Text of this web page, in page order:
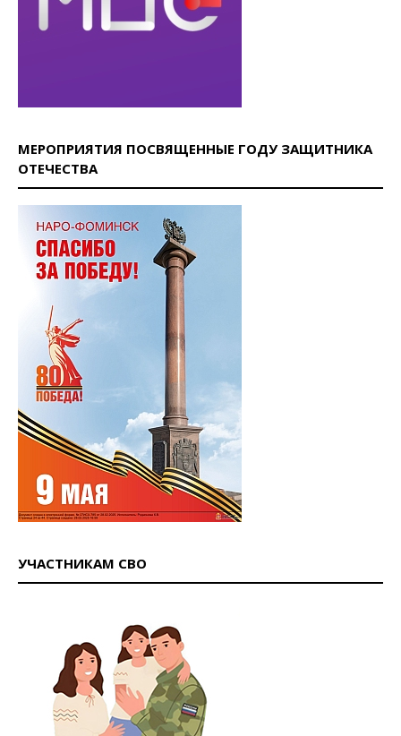
МЕРОПРИЯТИЯ ПОСВЯЩЕННЫЕ ГОДУ ЗАЩИТНИКА
ОТЕЧЕСТВА
УЧАСТНИКАМ СВО